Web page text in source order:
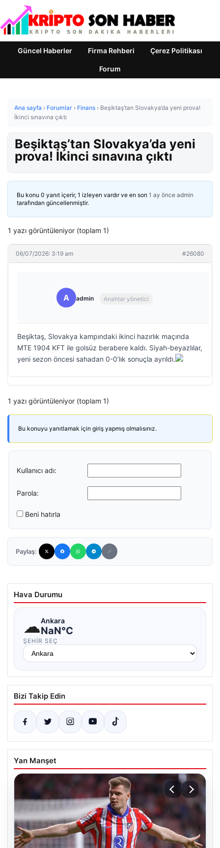
Güncel Haberler Firma Rehberi Çerez Politikası
Forum
Ana sayfa › Forumlar › Finans › Beşiktaş’tan Slovakya’da yeni prova!
İkinci sınavına çıktı
Beşiktaş’tan Slovakya’da yeni
prova! İkinci sınavına çıktı
Bu konu 0 yanıt içerir, 1 izleyen vardır ve en son 1 ay önce admin
tarafından güncellenmiştir.
1 yazı görüntüleniyor (toplam 1)
06/07/2026: 3:19 am #26080
A admin Anahtar yönetici
Beşiktaş, Slovakya kampındaki ikinci hazırlık maçında
MTE 1904 KFT ile golsüz berabere kaldı. Siyah-beyazlılar,
yeni sezon öncesi sahadan 0-0’lık sonuçla ayrıldı.
1 yazı görüntüleniyor (toplam 1)
Bu konuyu yanıtlamak için giriş yapmış olmalısınız.
Kullanıcı adı:
Parola:
Beni hatırla
Paylaş:
Hava Durumu
☁Ankara
NaN°C
ŞEHIR SEÇ
Bizi Takip Edin
Yan Manşet